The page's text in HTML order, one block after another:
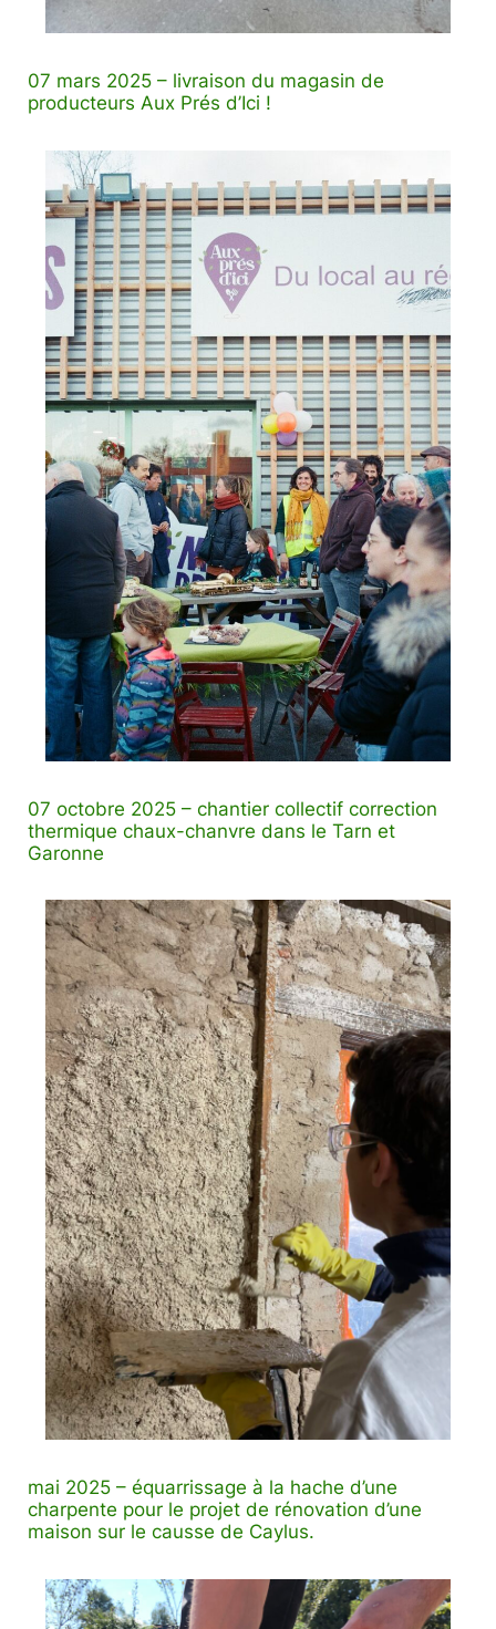
07 mars 2025 – livraison du magasin de
producteurs Aux Prés d’Ici !
07 octobre 2025 – chantier collectif correction
thermique chaux-chanvre dans le Tarn et
Garonne
mai 2025 – équarrissage à la hache d’une
charpente pour le projet de rénovation d’une
maison sur le causse de Caylus.